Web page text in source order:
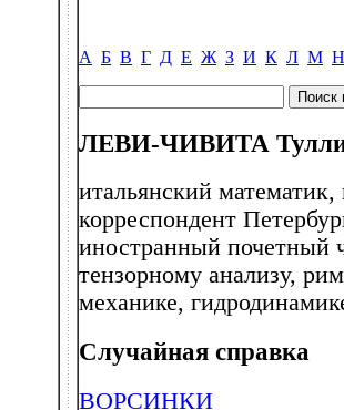
А Б В Г Д Е Ж З И К Л М Н
ЛЕВИ-ЧИВИТА
итальянский
корреспондент
иностранный
тензорному анализу,
механике,
Случайная справка
ВОРСИНКИ